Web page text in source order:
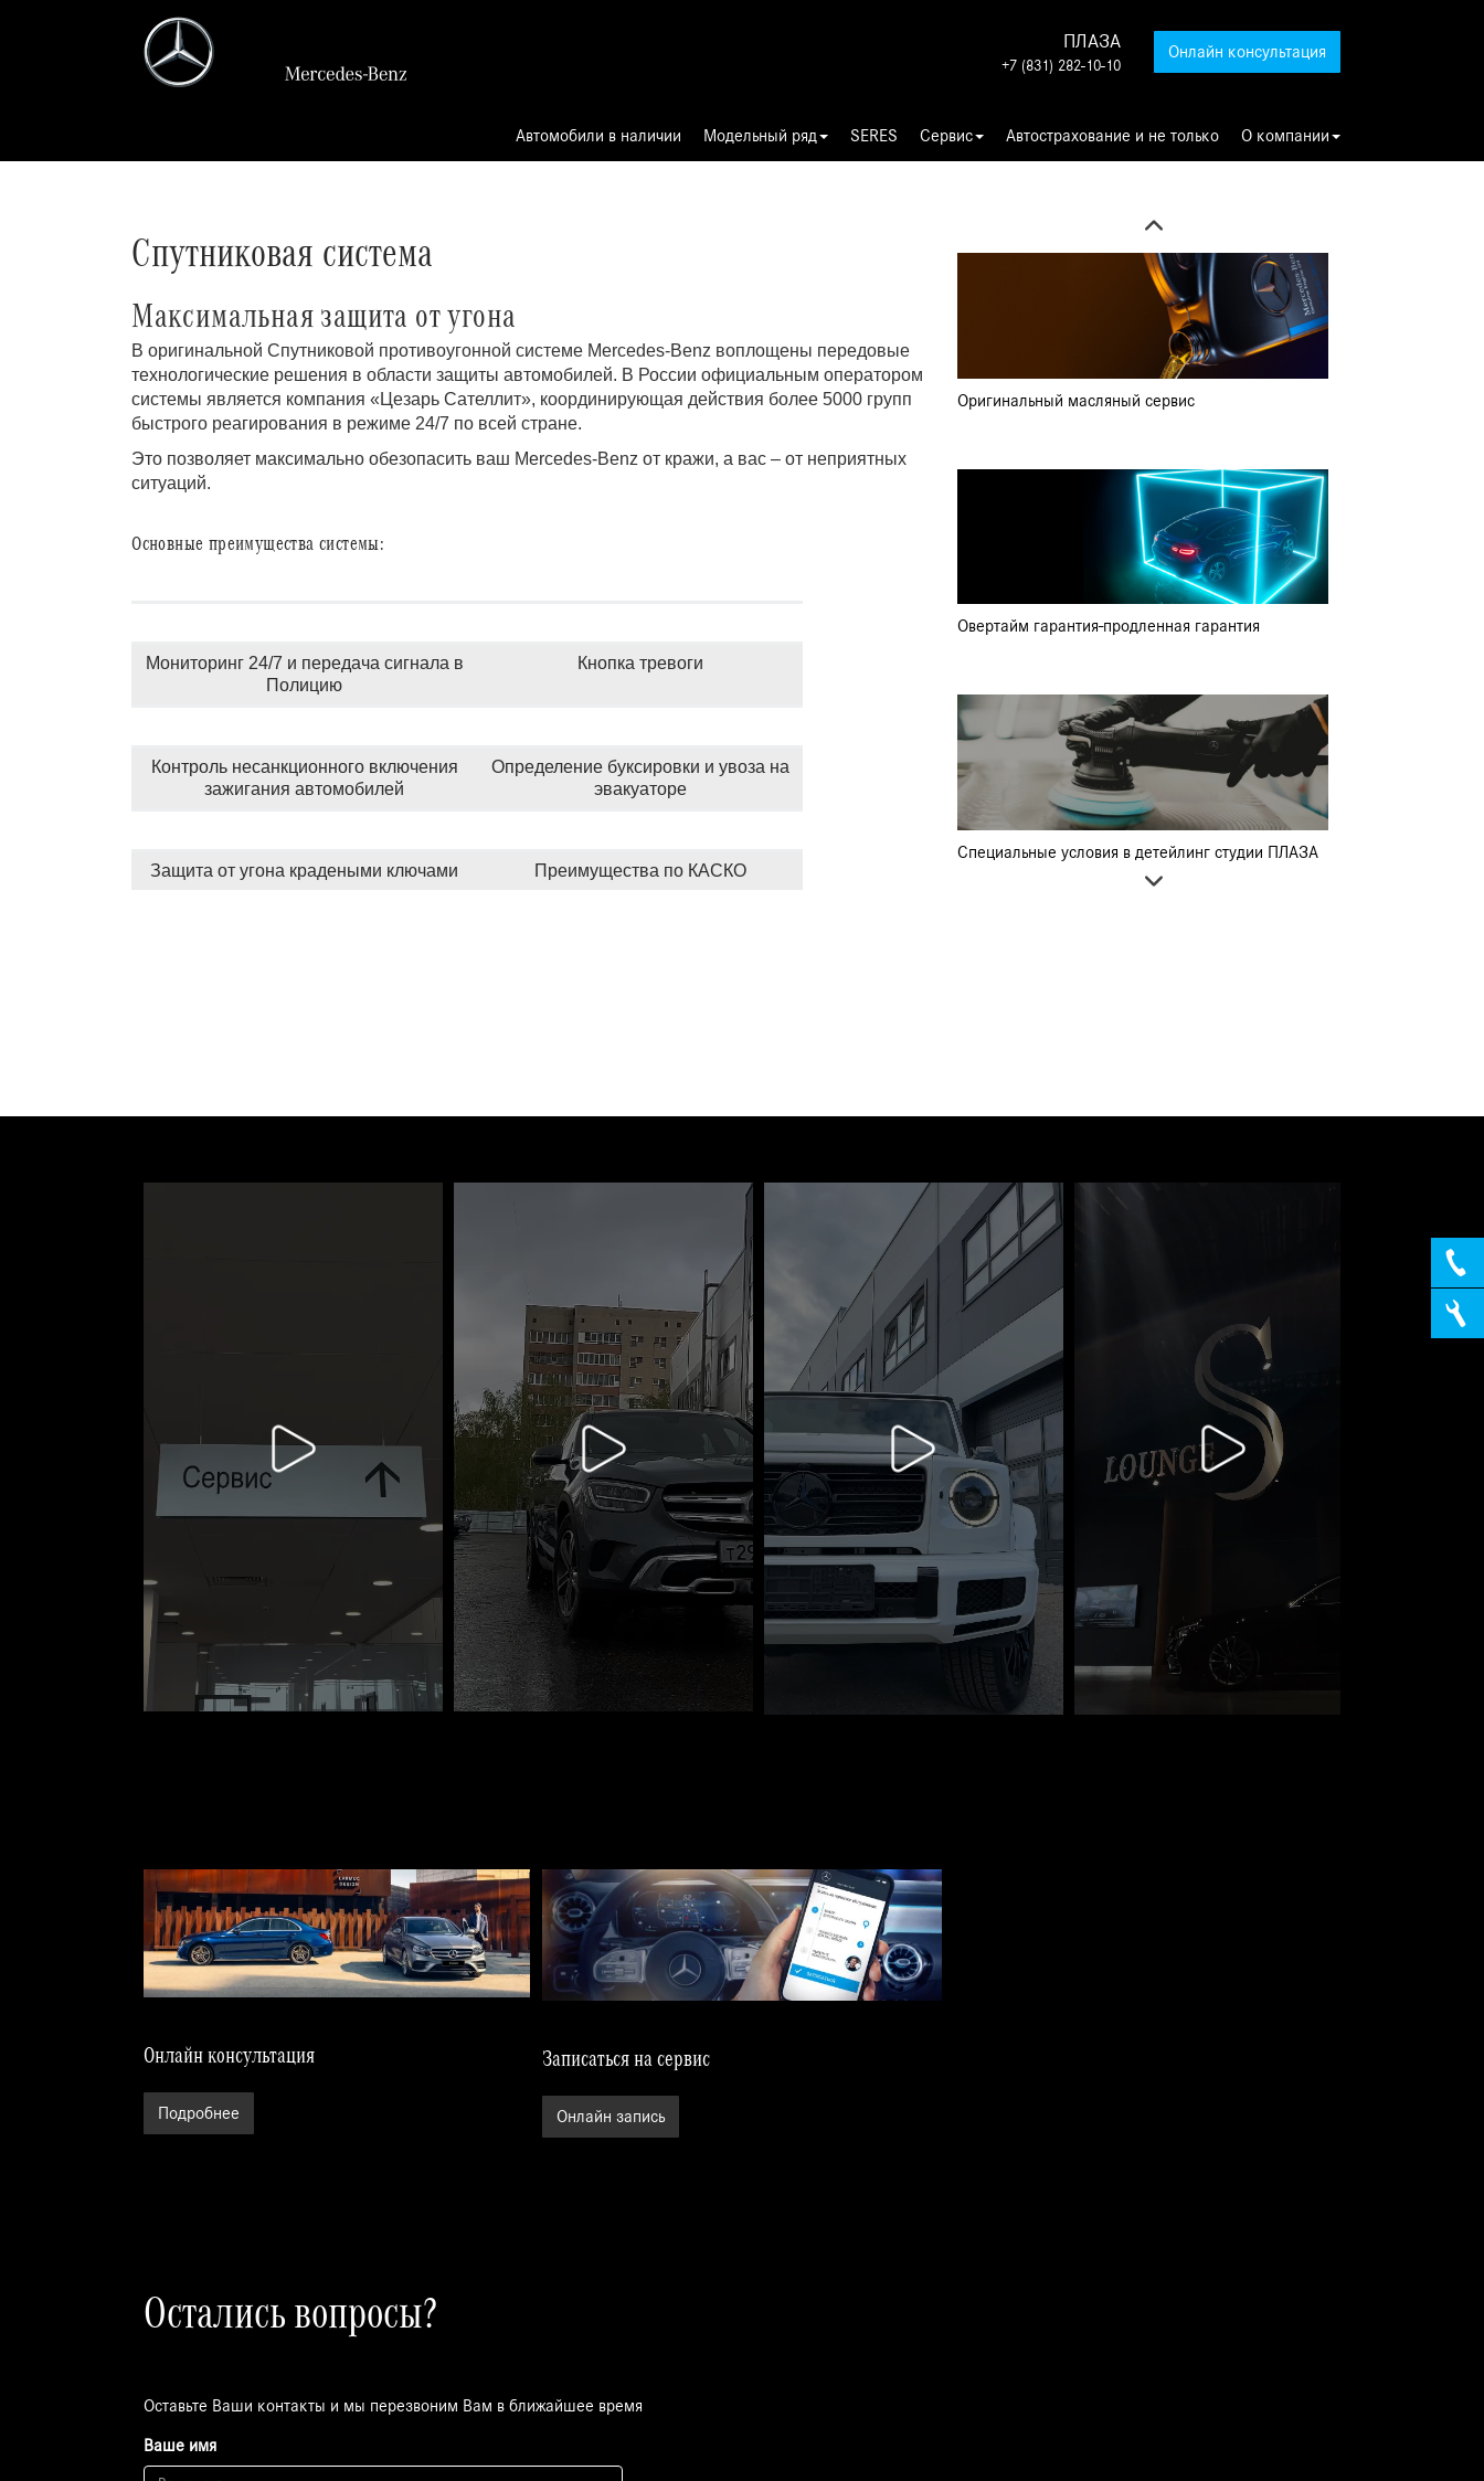
ПЛАЗА
+7 (831) 282-10-10
Онлайн консультация
Автомобили в наличии Модельный ряд SERES Сервис Автострахование и не только О компании
Спутниковая система
Максимальная защита от угона
В оригинальной Спутниковой противоугонной системе Mercedes-Benz воплощены передовые
технологические решения в области защиты автомобилей. В России официальным оператором
системы является компания «Цезарь Сателлит», координирующая действия более 5000 групп
быстрого реагирования в режиме 24/7 по всей стране.
Это позволяет максимально обезопасить ваш Mercedes-Benz от кражи, а вас – от неприятных
ситуаций.
Основные преимущества системы:
Мониторинг 24/7 и передача сигнала в
Полицию
Кнопка тревоги
Контроль несанкционного включения
зажигания автомобилей
Определение буксировки и увоза на
эвакуаторе
Защита от угона крадеными ключами Преимущества по КАСКО
Оригинальный масляный сервис
Овертайм гарантия-продленная гарантия
Специальные условия в детейлинг студии ПЛАЗА
Диагностика автомобиля перед покупкой за 10
Онлайн консультация
Подробнее
Записаться на сервис
Онлайн запись
Остались вопросы?
Оставьте Ваши контакты и мы перезвоним Вам в ближайшее время
Ваше имя